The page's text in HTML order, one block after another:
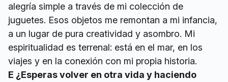
alegría simple a través de mi colección de
juguetes. Esos objetos me remontan a mi infancia,
a un lugar de pura creatividad y asombro. Mi
espiritualidad es terrenal: está en el mar, en los
viajes y en la conexión con mi propia historia.
E ¿Esperas volver en otra vida y haciendo